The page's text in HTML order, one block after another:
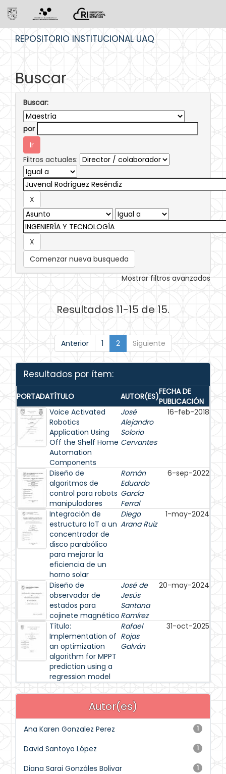
REPOSITORIO INSTITUCIONAL UAQ
Buscar
Buscar:
por
Filtros actuales:
Comenzar nueva busqueda
Mostrar filtros avanzados
Resultados 11-15 de 15.
Anterior 1 2 Siguiente
Resultados por ítem:
PORTADATÍTULO AUTOR(ES)FECHA DE
PUBLICACIÓN
Voice Activated
Robotics
Application Using
Off the Shelf Home
Automation
Components
José
Alejandro
Solorio
Cervantes
16-feb-2018
Diseño de
algoritmos de
control para robots
manipuladores
Román
Eduardo
García
Ferral
6-sep-2022
Integración de
estructura IoT a un
concentrador de
disco parabólico
para mejorar la
eficiencia de un
horno solar
Diego
Arana Ruiz
1-may-2024
Diseño de
observador de
estados para
cojinete magnético
José de
Jesús
Santana
Ramírez
20-may-2024
Título:
Implementation of
an optimization
algorithm for MPPT
prediction using a
regression model
Rafael
Rojas
Galván
31-oct-2025
Autor(es)
1
Ana Karen Gonzalez Perez
1
David Santoyo López
1
Diana Sarai Gonzáles Bolivar